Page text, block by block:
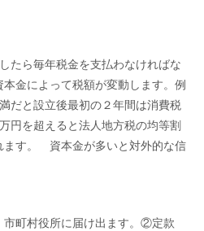
たら毎年税金を支払わなければな
金によって税額が変動します。例
だと設立後最初の２年間は消費税
円を超えると法人地方税の均等割
ます。 資本金が多いと対外的な信
市町村役所に届け出ます。②定款